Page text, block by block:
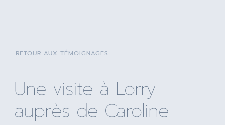
RETOUR AUX TÉMOIGNAGES
Une visite à Lorry
auprès de Caroline